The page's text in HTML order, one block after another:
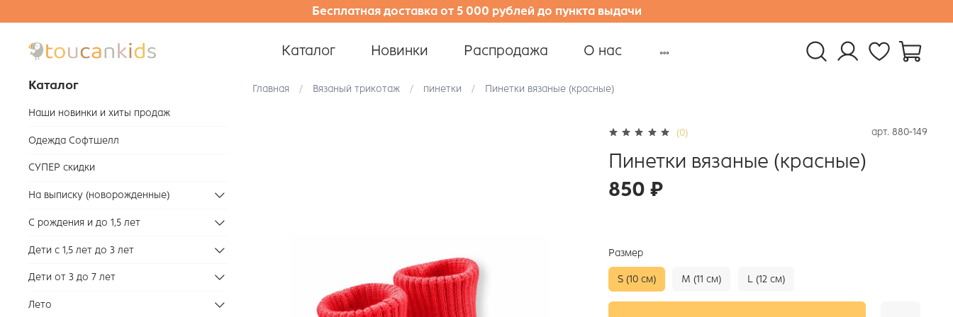
Бесплатная доставка от 5 000 рублей до пункта выдачи
Каталог Новинки Распродажа О нас
Главная Вязаный трикотаж пинетки Пинетки вязаные (красные)
(0) арт. 880-149
Пинетки вязаные (красные)
850 ₽
Размер
S (10 см) M (11 см) L (12 см)
Каталог
Наши новинки и хиты продаж
Одежда Софтшелл
СУПЕР скидки
На выписку (новорожденные)
С рождения и до 1,5 лет
Дети с 1,5 лет до 3 лет
Дети от 3 до 7 лет
Лето